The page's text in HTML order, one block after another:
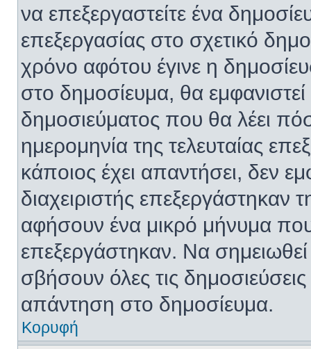
να επεξεργαστείτε ένα
επεξεργασίας στο σχετικό
χρόνο αφότου έγινε η
στο δημοσίευμα, θα
δημοσιεύματος που θα λέει
ημερομηνία της τελευταίας
κάποιος έχει απαντήσει, δεν
διαχειριστής
αφήσουν ένα μικρό μήνυμα
επεξεργάστηκαν. Να
σβήσουν όλες τις
απάντηση στο δημοσίευμα.
Κορυφή